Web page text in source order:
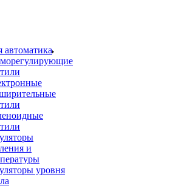
автоматика
и
уровня